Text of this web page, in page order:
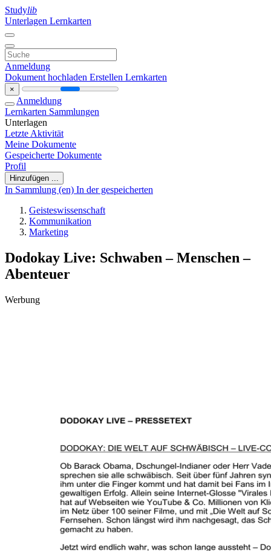
Studylib
Unterlagen Lernkarten
Anmeldung
Dokument hochladen Erstellen Lernkarten
×
Anmeldung
Lernkarten Sammlungen
Unterlagen
Letzte Aktivität
Meine Dokumente
Gespeicherte Dokumente
Profil
Hinzufügen ...
In Sammlung (en) In der gespeicherten
Geisteswissenschaft
Kommunikation
Marketing
Dodokay Live: Schwaben – Menschen –
Abenteuer
Werbung